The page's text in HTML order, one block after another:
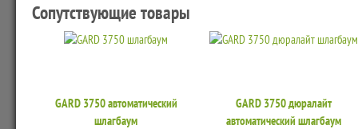
Сопутствующие товары
GARD 3750 автоматический
шлагбаум
GARD 3750 дюралайт
автоматический шлагбаум